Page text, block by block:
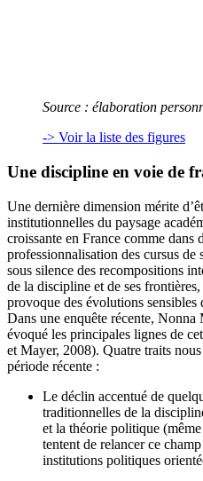
Source : élaboration
-> Voir la liste des figures
Une discipline en voie de
Une dernière dimension mérite
institutionnelles du paysage
croissante en France comme dans
professionnalisation des cursus
sous silence des recompositions
de la discipline et de ses
provoque des évolutions sensibles
Dans une enquête récente,
évoqué les principales lignes de
et Mayer, 2008). Quatre traits
période récente :
Le déclin accentué de
traditionnelles de la
et la théorie politique
tentent de relancer ce
institutions politiques